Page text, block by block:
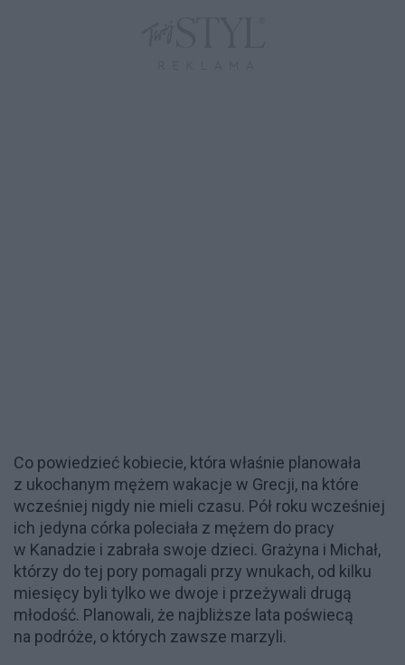
Co powiedzieć kobiecie, która właśnie planowała
z ukochanym mężem wakacje w Grecji, na które
wcześniej nigdy nie mieli czasu. Pół roku wcześniej
ich jedyna córka poleciała z mężem do pracy
w Kanadzie i zabrała swoje dzieci. Grażyna i Michał,
którzy do tej pory pomagali przy wnukach, od kilku
miesięcy byli tylko we dwoje i przeżywali drugą
młodość. Planowali, że najbliższe lata poświecą
na podróże, o których zawsze marzyli.